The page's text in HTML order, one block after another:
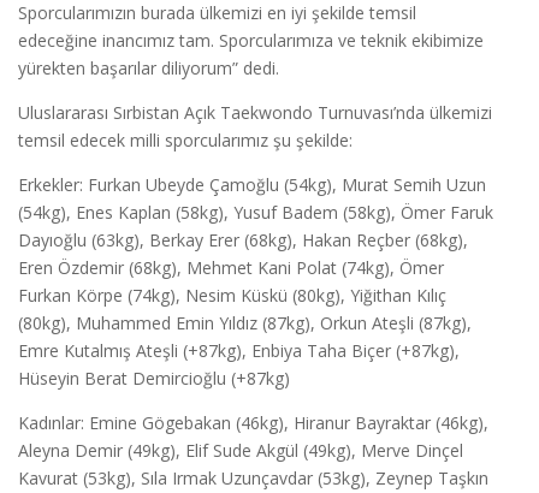
Sporcularımızın burada ülkemizi en iyi şekilde temsil
edeceğine inancımız tam. Sporcularımıza ve teknik ekibimize
yürekten başarılar diliyorum” dedi.
Uluslararası Sırbistan Açık Taekwondo Turnuvası’nda ülkemizi
temsil edecek milli sporcularımız şu şekilde:
Erkekler: Furkan Ubeyde Çamoğlu (54kg), Murat Semih Uzun
(54kg), Enes Kaplan (58kg), Yusuf Badem (58kg), Ömer Faruk
Dayıoğlu (63kg), Berkay Erer (68kg), Hakan Reçber (68kg),
Eren Özdemir (68kg), Mehmet Kani Polat (74kg), Ömer
Furkan Körpe (74kg), Nesim Küskü (80kg), Yiğithan Kılıç
(80kg), Muhammed Emin Yıldız (87kg), Orkun Ateşli (87kg),
Emre Kutalmış Ateşli (+87kg), Enbiya Taha Biçer (+87kg),
Hüseyin Berat Demircioğlu (+87kg)
Kadınlar: Emine Gögebakan (46kg), Hiranur Bayraktar (46kg),
Aleyna Demir (49kg), Elif Sude Akgül (49kg), Merve Dinçel
Kavurat (53kg), Sıla Irmak Uzunçavdar (53kg), Zeynep Taşkın